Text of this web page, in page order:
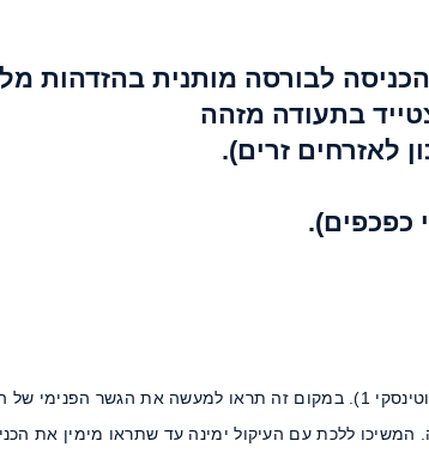
לבורסה מותנית בהזדהות
בתעודה מזהה
לאזרחים זרים).
כפכפים).
חפשו את רחוב ז'בוטינסקי פינת שלום זיסמן (ליד הכתובת ז'בוטינסקי 1). במקום
המשיכו ללכת עם העיקול ימינה עד שתראו מימין את